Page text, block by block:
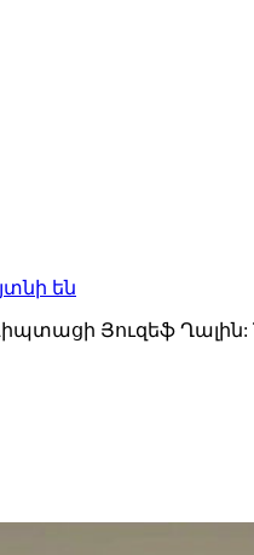
են
Յուզեֆ